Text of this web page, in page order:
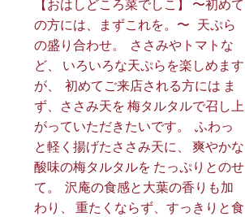
【おはしどころ菜でしこ】 〜初めて
の方には、まずこれを。〜 ⁡ ⁡ 天ぷら
の盛り合わせ。 ⁡ ささみやトマトな
ど、 いろいろな天ぷらを楽しめます
が、 ⁡ 初めてご来店される方には ま
ず、ささみ天を 梅タルタルで召し上
がっていただきたいです。 ⁡ ふわっ
と軽く揚げたささみ天に、 爽やかな
酸味の梅タルタルを たっぷりとのせ
て。 ⁡ 沢庵の食感と大葉の香りも加
わり、 重たくならず、すっきりと食